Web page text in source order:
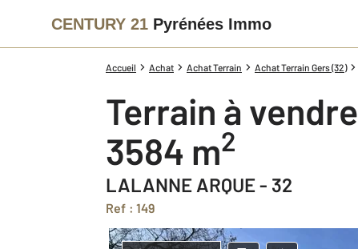
CENTURY 21 Pyrénées Immo
Accueil Achat Achat Terrain Achat Terrain Gers (32)
Terrain à vendre
3584 m2
LALANNE ARQUE - 32
Ref : 149